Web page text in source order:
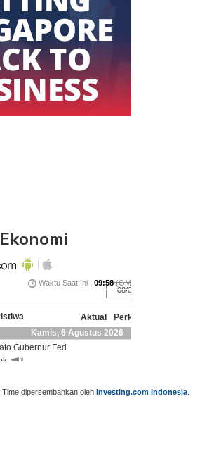
dipersembahkan oleh Investing.com Indonesia